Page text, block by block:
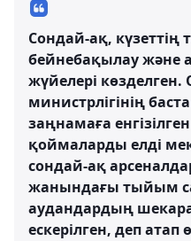
Сондай-ақ,
бейнебақылау және
жүйелері
министрлігінің
заңнамаға
қоймаларды елді
сондай-ақ
жанындағы тыйым
аудандардың
ескерілген, деп атап